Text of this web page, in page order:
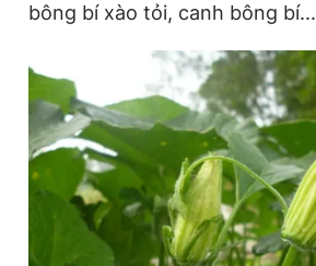
bông bí xào tỏi, canh bông bí...